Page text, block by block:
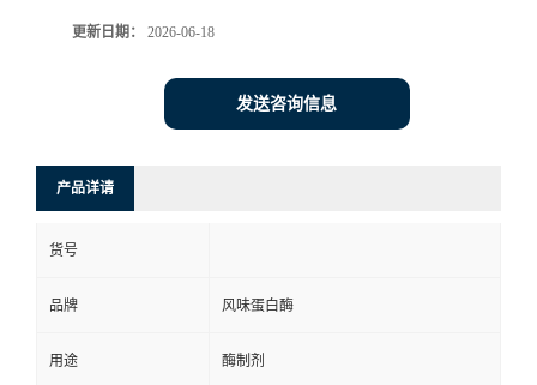
更新日期： 2026-06-18
发送咨询信息
产品详请
货号
品牌 风味蛋白酶
用途 酶制剂